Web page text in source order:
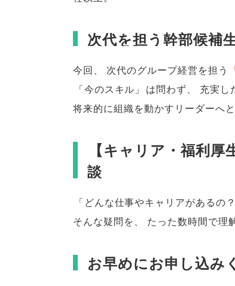
次代を担う幹部候補
今回、 次代のグループ経営を担う
「今のスキル 」 は問わず、 充実し
将来的に組織を動かすリーダーへ
【キャリア・福利厚
談
「どんな仕事やキャリアがあるの？
そんな疑問を、 たった数時間で理
お早めにお申し込み